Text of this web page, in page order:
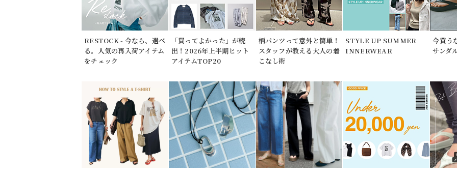
RESTOCK - 今なら、選べ
る。人気の再入荷アイテム
をチェック
「買ってよかった」が続
出！2026年上半期ヒット
アイテムTOP20
柄パンツって意外と簡単！
スタッフが教える大人の着
こなし術
STYLE UP SUMMER
INNERWEAR
今買う
サンダ